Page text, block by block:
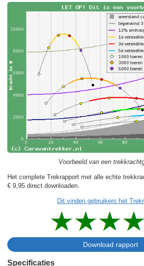
Voorbeeld van een
Het complete Trekrapport met alle echte
€ 9,95 direct downloaden.
Dit vinden gebruikers het
Specificaties